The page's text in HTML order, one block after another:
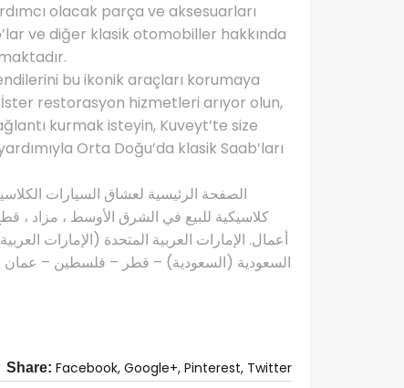
olacak parça ve aksesuarları
ve diğer klasik otomobiller hakkında
bu ikonik araçları korumaya
restorasyon hizmetleri arıyor olun,
kurmak isteyin, Kuveyt’te size
Orta Doğu’da klasik Saab’ları
كلاسيكية للبيع في الشرق الأوسط ، مزاد ،
أعمال. الإمارات العربية المتحدة (الإمارات
السعودية (السعودية) – قطر – فلسطين – عمان –
Share: Facebook, Google+, Pinterest, Twitter